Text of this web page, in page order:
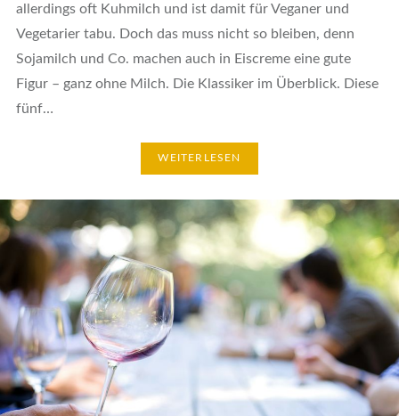
allerdings oft Kuhmilch und ist damit für Veganer und
Vegetarier tabu. Doch das muss nicht so bleiben, denn
Sojamilch und Co. machen auch in Eiscreme eine gute
Figur – ganz ohne Milch. Die Klassiker im Überblick. Diese
fünf…
WEITERLESEN